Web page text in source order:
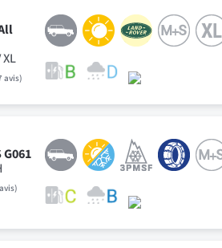
avis
G061
avis